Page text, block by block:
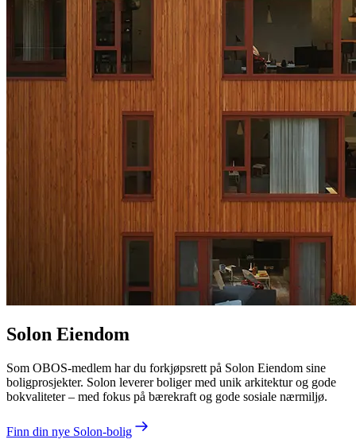
Solon Eiendom
Som OBOS-medlem har du forkjøpsrett på Solon Eiendom sine
boligprosjekter. Solon leverer boliger med unik arkitektur og gode
bokvaliteter – med fokus på bærekraft og gode sosiale nærmiljø.
Finn din nye Solon-bolig